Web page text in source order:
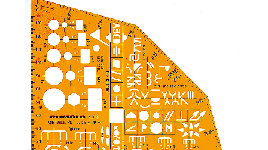
Kataloge
Händler
Kontakt